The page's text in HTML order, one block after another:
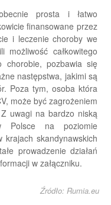
prosta i łatwo
finansowane przez
i leczenie choroby we
całkowitego
pozbawia się
następstwa, jakimi są
Poza tym, osoba która
może być zagrożeniem
uwagi na bardzo niską
Polsce na poziomie
skandynawskich
prowadzenie działań
w załączniku.
Źródło: Rumia.eu